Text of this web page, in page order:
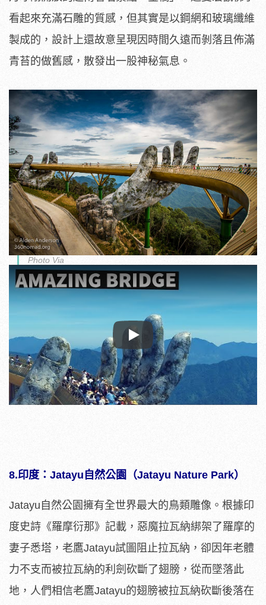
看起來充滿石雕的質感，但其實是以鋼網和玻璃纖維
製成的，設計上還故意呈現因時間久遠而剝落且佈滿
青苔的做舊感，散發出一股神秘氣息。
Photo Via
Play
8.印度：Jatayu自然公園（Jatayu Nature Park）
Jatayu自然公園擁有全世界最大的鳥類雕像。根據印
度史詩《羅摩衍那》記載，惡魔拉瓦納綁架了羅摩的
妻子悉塔，老鷹Jatayu試圖阻止拉瓦納，卻因年老體
力不支而被拉瓦納的利劍砍斷了翅膀，從而墜落此
地，人們相信老鷹Jatayu的翅膀被拉瓦納砍斷後落在